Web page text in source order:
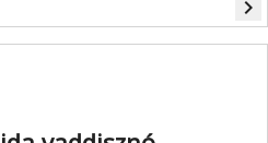
navigate_next